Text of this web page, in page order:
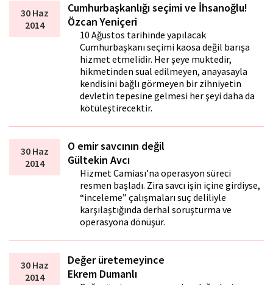
30 Haz
2014
Cumhurbaşkanlığı seçimi ve İhsanoğlu!
Özcan Yeniçeri
10 Ağustos tarihinde yapılacak
Cumhurbaşkanı seçimi kaosa değil barışa
hizmet etmelidir. Her şeye muktedir,
hikmetinden sual edilmeyen, anayasayla
kendisini bağlı görmeyen bir zihniyetin
devletin tepesine gelmesi her şeyi daha da
kötüleştirecektir.
30 Haz
2014
O emir savcının değil
Gültekin Avcı
Hizmet Camiası’na operasyon süreci
resmen başladı. Zira savcı işin içine girdiyse,
“inceleme” çalışmaları suç deliliyle
karşılaştığında derhal soruşturma ve
operasyona dönüşür.
30 Haz
2014
Değer üretemeyince
Ekrem Dumanlı